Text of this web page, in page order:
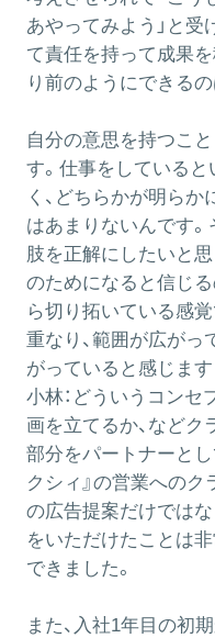
あやってみよう」と
て責任を持って成果
り前のようにできる
自分の意思を持つこ
す。仕事をしている
く、どちらかが明ら
はあまりないんです
肢を正解にしたいと
のためになると信じ
ら切り拓いている感
重なり、範囲が広が
がっていると感じます
小林： どういうコンセ
画を立てるか、など
部分をパートナーと
クシィ』の営業へのク
の広告提案だけでは
をいただけたことは
できました。
また、入社1年目の初